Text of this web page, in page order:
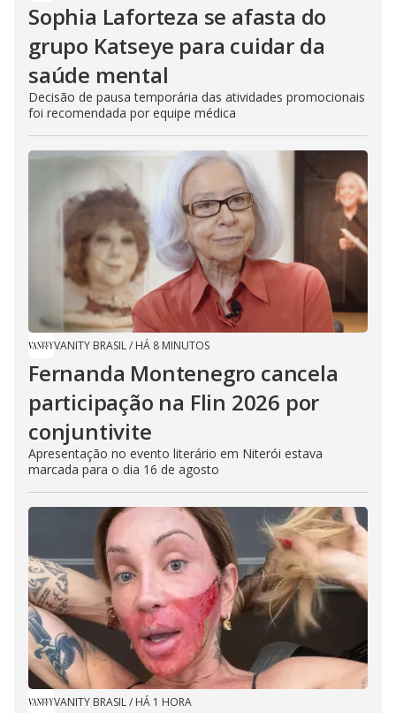
Sophia Laforteza se afasta do
grupo Katseye para cuidar da
saúde mental
Decisão de pausa temporária das atividades promocionais
foi recomendada por equipe médica
VANITY BRASIL/ HÁ 8 MINUTOS
Fernanda Montenegro cancela
participação na Flin 2026 por
conjuntivite
Apresentação no evento literário em Niterói estava
marcada para o dia 16 de agosto
VANITY BRASIL/ HÁ 1 HORA